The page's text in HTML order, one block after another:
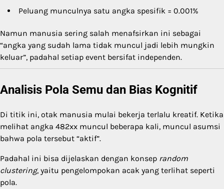
Peluang munculnya satu angka spesifik = 0.001%
Namun manusia sering salah menafsirkan ini sebagai
“angka yang sudah lama tidak muncul jadi lebih mungkin
keluar”, padahal setiap event bersifat independen.
Analisis Pola Semu dan Bias Kognitif
Di titik ini, otak manusia mulai bekerja terlalu kreatif. Ketika
melihat angka 482xx muncul beberapa kali, muncul asumsi
bahwa pola tersebut “aktif”.
Padahal ini bisa dijelaskan dengan konsep random
clustering, yaitu pengelompokan acak yang terlihat seperti
pola.